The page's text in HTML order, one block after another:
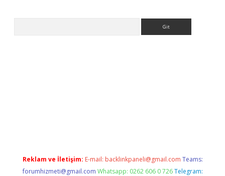
Reklam ve İletişim: E-mail: backlinkpaneli@gmail.com Teams:
forumhizmeti@gmail.com Whatsapp: 0262 606 0 726 Telegram: